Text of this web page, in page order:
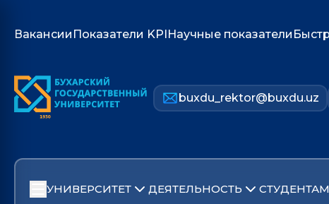
Вакансии Показатели KPIНаучные показатели
buxdu_rektor@buxdu.uz
УНИВЕРСИТЕТ ДЕЯТЕЛЬНОСТЬ СТУДЕНТАМ